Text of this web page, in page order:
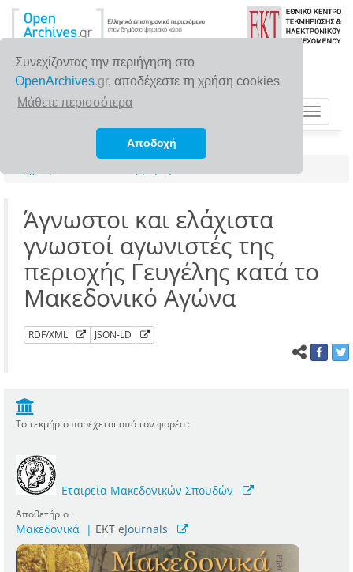
Συνεχίζοντας την περιήγηση στο
OpenArchives.gr, αποδέχεστε τη χρήση cookies
Μάθετε περισσότερα
Αποδοχή
Toggle
Άγνωστοι και ελάχιστα
γνωστοί αγωνιστές της
περιοχής Γευγέλης κατά το
Μακεδονικό Αγώνα
RDF/XML JSON-LD
Το τεκμήριο παρέχεται από τον φορέα :
Εταιρεία Μακεδονικών Σπουδών
Αποθετήριο :
Μακεδονικά | ΕΚΤ eJournals